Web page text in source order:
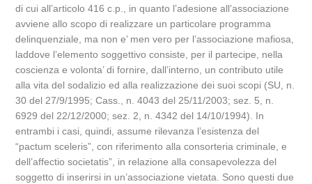
di cui all’articolo 416 c.p., in quanto l’adesione all’associazione
avviene allo scopo di realizzare un particolare programma
delinquenziale, ma non e’ men vero per l’associazione mafiosa,
laddove l’elemento soggettivo consiste, per il partecipe, nella
coscienza e volonta’ di fornire, dall’interno, un contributo utile
alla vita del sodalizio ed alla realizzazione dei suoi scopi (SU, n.
30 del 27/9/1995; Cass., n. 4043 del 25/11/2003; sez. 5, n.
6929 del 22/12/2000; sez. 2, n. 4342 del 14/10/1994). In
entrambi i casi, quindi, assume rilevanza l’esistenza del
“pactum sceleris”, con riferimento alla consorteria criminale, e
dell’affectio societatis”, in relazione alla consapevolezza del
soggetto di inserirsi in un’associazione vietata. Sono questi due